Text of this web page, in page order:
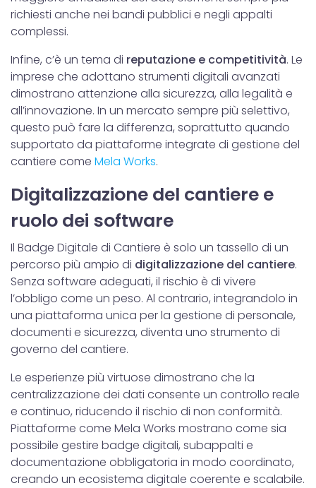
richiesti anche nei bandi pubblici e negli appalti
complessi.
Infine, c’è un tema di reputazione e competitività. Le
imprese che adottano strumenti digitali avanzati
dimostrano attenzione alla sicurezza, alla legalità e
all’innovazione. In un mercato sempre più selettivo,
questo può fare la differenza, soprattutto quando
supportato da piattaforme integrate di gestione del
cantiere come Mela Works.
Digitalizzazione del cantiere e
ruolo dei software
Il Badge Digitale di Cantiere è solo un tassello di un
percorso più ampio di digitalizzazione del cantiere.
Senza software adeguati, il rischio è di vivere
l’obbligo come un peso. Al contrario, integrandolo in
una piattaforma unica per la gestione di personale,
documenti e sicurezza, diventa uno strumento di
governo del cantiere.
Le esperienze più virtuose dimostrano che la
centralizzazione dei dati consente un controllo reale
e continuo, riducendo il rischio di non conformità.
Piattaforme come Mela Works mostrano come sia
possibile gestire badge digitali, subappalti e
documentazione obbligatoria in modo coordinato,
creando un ecosistema digitale coerente e scalabile.